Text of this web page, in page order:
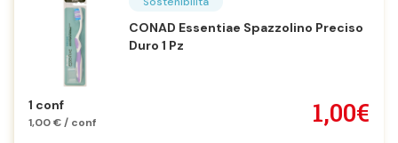
CONAD Essentiae Spazzolino Preciso
Duro 1 Pz
1 conf
1,00 € / conf 1,00€